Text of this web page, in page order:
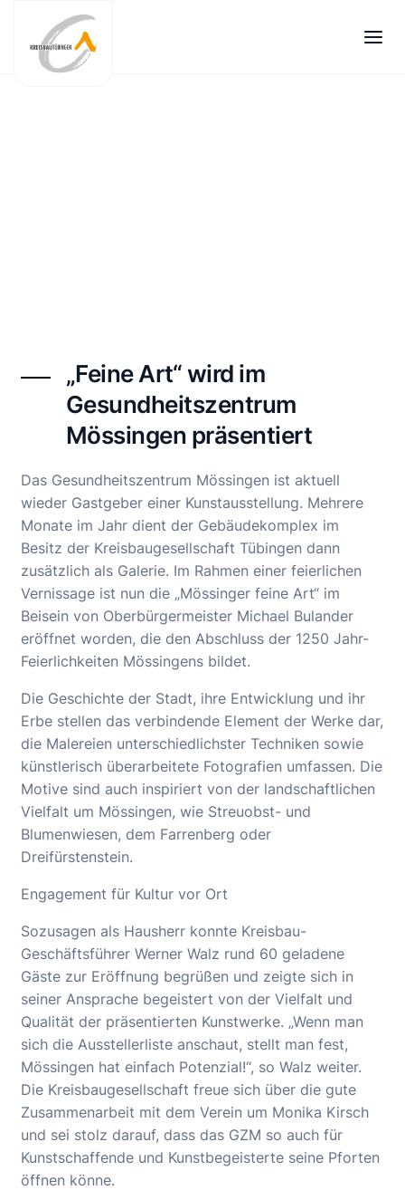
springen
„Feine Art“ wird im
Gesundheitszentrum
Mössingen präsentiert
Das Gesundheitszentrum Mössingen ist aktuell
wieder Gastgeber einer Kunstausstellung. Mehrere
Monate im Jahr dient der Gebäudekomplex im
Besitz der Kreisbaugesellschaft Tübingen dann
zusätzlich als Galerie. Im Rahmen einer feierlichen
Vernissage ist nun die „Mössinger feine Art“ im
Beisein von Oberbürgermeister Michael Bulander
eröffnet worden, die den Abschluss der 1250 Jahr-
Feierlichkeiten Mössingens bildet.
Die Geschichte der Stadt, ihre Entwicklung und ihr
Erbe stellen das verbindende Element der Werke dar,
die Malereien unterschiedlichster Techniken sowie
künstlerisch überarbeitete Fotografien umfassen. Die
Motive sind auch inspiriert von der landschaftlichen
Vielfalt um Mössingen, wie Streuobst- und
Blumenwiesen, dem Farrenberg oder
Dreifürstenstein.
Engagement für Kultur vor Ort
Sozusagen als Hausherr konnte Kreisbau-
Geschäftsführer Werner Walz rund 60 geladene
Gäste zur Eröffnung begrüßen und zeigte sich in
seiner Ansprache begeistert von der Vielfalt und
Qualität der präsentierten Kunstwerke. „Wenn man
sich die Ausstellerliste anschaut, stellt man fest,
Mössingen hat einfach Potenzial!“, so Walz weiter.
Die Kreisbaugesellschaft freue sich über die gute
Zusammenarbeit mit dem Verein um Monika Kirsch
und sei stolz darauf, dass das GZM so auch für
Kunstschaffende und Kunstbegeisterte seine Pforten
öffnen könne.